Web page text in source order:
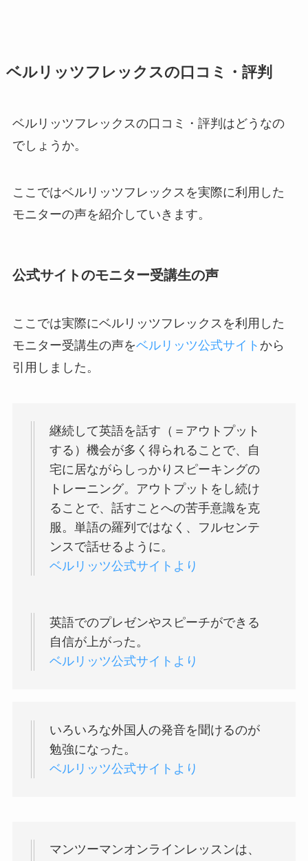
ベルリッツフレックスの口コミ・評判
ベルリッツフレックスの口コミ・評判はどうなの
でしょうか。
ここではベルリッツフレックスを実際に利用した
モニターの声を紹介していきます。
公式サイトのモニター受講生の声
ここでは実際にベルリッツフレックスを利用した
モニター受講生の声をベルリッツ公式サイト から
引用しました。
継続して英語を話す（＝アウトプット
する）機会が多く得られることで、自
宅に居ながらしっかりスピーキングの
トレーニング。アウトプットをし続け
ることで、話すことへの苦手意識を克
服。単語の羅列ではなく、フルセンテ
ンスで話せるように。
ベルリッツ公式サイトより
英語でのプレゼンやスピーチができる
自信が上がった。
ベルリッツ公式サイトより
いろいろな外国人の発音を聞けるのが
勉強になった。
ベルリッツ公式サイトより
マンツーマンオンラインレッスンは、